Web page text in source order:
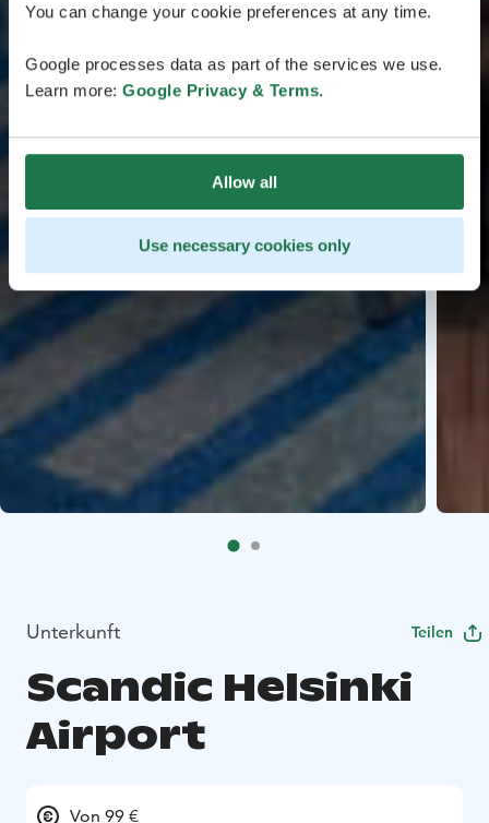
You can change your cookie preferences at any time.
Google processes data as part of the services we use.
Learn more: Google Privacy & Terms.
Allow all
Use necessary cookies only
Unterkunft Teilen
Scandic Helsinki
Airport
Von 99 €